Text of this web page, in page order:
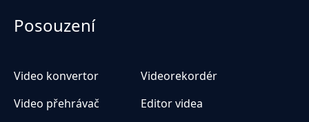
Posouzení
Video konvertor
Videorekordér
Video přehrávač
Editor videa